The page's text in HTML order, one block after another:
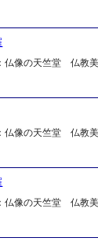
仏像の天竺堂 仏教
仏像の天竺堂 仏教
仏像の天竺堂 仏教